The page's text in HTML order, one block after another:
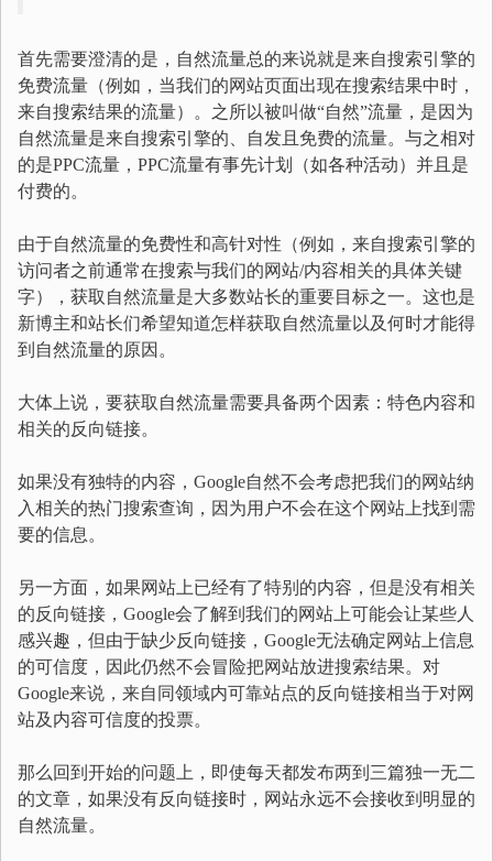
首先需要澄清的是，自然流量总的来说就是来自搜索引擎的
免费流量（例如，当我们的网站页面出现在搜索结果中时，
来自搜索结果的流量）。之所以被叫做“自然”流量，是因为
自然流量是来自搜索引擎的、自发且免费的流量。与之相对
的是PPC流量，PPC流量有事先计划（如各种活动）并且是
付费的。
由于自然流量的免费性和高针对性（例如，来自搜索引擎的
访问者之前通常在搜索与我们的网站/内容相关的具体关键
字），获取自然流量是大多数站长的重要目标之一。这也是
新博主和站长们希望知道怎样获取自然流量以及何时才能得
到自然流量的原因。
大体上说，要获取自然流量需要具备两个因素：特色内容和
相关的反向链接。
如果没有独特的内容，Google自然不会考虑把我们的网站纳
入相关的热门搜索查询，因为用户不会在这个网站上找到需
要的信息。
另一方面，如果网站上已经有了特别的内容，但是没有相关
的反向链接，Google会了解到我们的网站上可能会让某些人
感兴趣，但由于缺少反向链接，Google无法确定网站上信息
的可信度，因此仍然不会冒险把网站放进搜索结果。对
Google来说，来自同领域内可靠站点的反向链接相当于对网
站及内容可信度的投票。
那么回到开始的问题上，即使每天都发布两到三篇独一无二
的文章，如果没有反向链接时，网站永远不会接收到明显的
自然流量。